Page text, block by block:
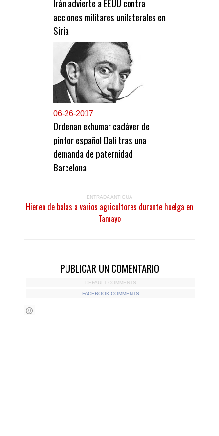
Irán advierte a EEUU contra
acciones militares unilaterales en
Siria
06-26-2017
Ordenan exhumar cadáver de
pintor español Dalí tras una
demanda de paternidad
Barcelona
ENTRADA ANTIGUA
Hieren de balas a varios agricultores durante huelga en
Tamayo
PUBLICAR UN COMENTARIO
DEFAULT COMMENTS
FACEBOOK COMMENTS